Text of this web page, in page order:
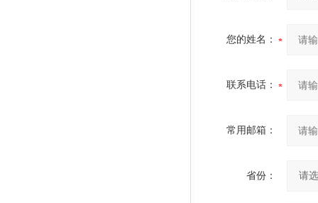
您的姓名：
联系电话：
常用邮箱：
省份：